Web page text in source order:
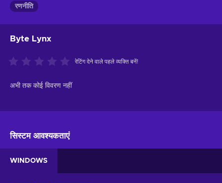
रणनीति
Byte Lynx
रेटिंग देने वाले पहले व्यक्ति बनें!
अभी तक कोई विवरण नहीं
सिस्टम आवश्यकताएं
WINDOWS